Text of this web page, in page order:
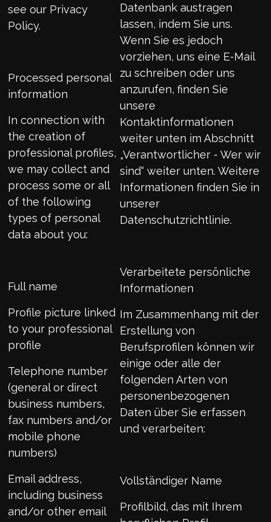
see our Privacy
Policy.
Processed personal
information
In connection with
the creation of
professional profiles,
we may collect and
process some or all
of the following
types of personal
data about you:
Full name
Profile picture linked
to your professional
profile
Telephone number
(general or direct
business numbers,
fax numbers and/or
mobile phone
numbers)
Email address,
including business
and/or other email
Datenbank austragen
lassen, indem Sie uns.
Wenn Sie es jedoch
vorziehen, uns eine E-Mail
zu schreiben oder uns
anzurufen, finden Sie
unsere
Kontaktinformationen
weiter unten im Abschnitt
„Verantwortlicher - Wer wir
sind“ weiter unten. Weitere
Informationen finden Sie in
unserer
Datenschutzrichtlinie.
Verarbeitete persönliche
Informationen
Im Zusammenhang mit der
Erstellung von
Berufsprofilen können wir
einige oder alle der
folgenden Arten von
personenbezogenen
Daten über Sie erfassen
und verarbeiten:
Vollständiger Name
Profilbild, das mit Ihrem